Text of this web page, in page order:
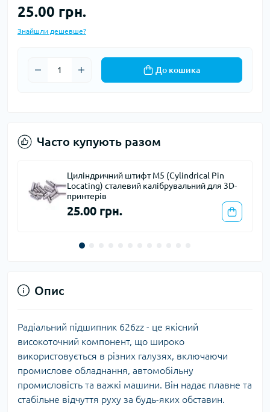
25.00 грн.
Знайшли дешевше?
До кошика
Часто купують разом
для 3D-
Муфта з'єднувальна гнучка 5*6мм
55.00 грн.
Опис
Радіальний підшипник 626zz - це якісний
високоточний компонент, що широко
використовується в різних галузях, включаючи
промислове обладнання, автомобільну
промисловість та важкі машини. Він надає плавне та
стабільне відчуття руху за будь-яких обставин.